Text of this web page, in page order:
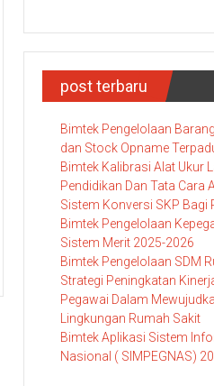
post terbaru
Bimtek Pengelolaan
dan Stock Opname
Bimtek Kalibrasi Alat Ukur
Pendidikan Dan Tata Cara
Sistem Konversi SKP Bagi
Bimtek Pengelolaan
Sistem Merit 2025-2026
Bimtek Pengelolaan SDM
Strategi Peningkatan
Pegawai Dalam
Lingkungan Rumah Sakit
Bimtek Aplikasi Sistem
Nasional ( SIMPEGNAS)